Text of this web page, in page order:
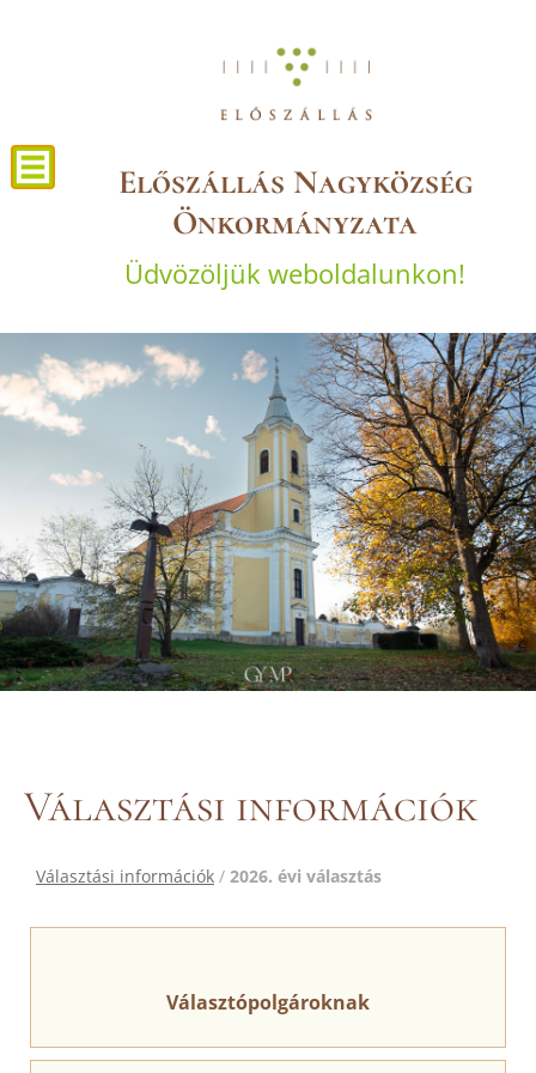
Előszállás Nagyközség
Önkormányzata
Üdvözöljük weboldalunkon!
Választási információk
Választási információk / 2026. évi választás
Választópolgároknak